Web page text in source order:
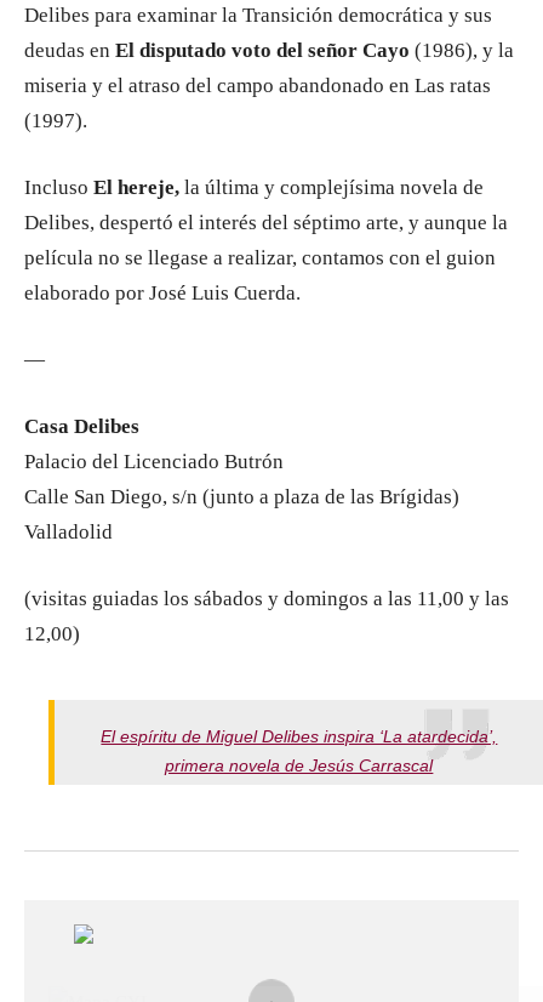
Delibes para examinar la Transición democrática y sus
deudas en El disputado voto del señor Cayo (1986), y la
miseria y el atraso del campo abandonado en Las ratas
(1997).
Incluso El hereje, la última y complejísima novela de
Delibes, despertó el interés del séptimo arte, y aunque la
película no se llegase a realizar, contamos con el guion
elaborado por José Luis Cuerda.
—
Casa Delibes
Palacio del Licenciado Butrón
Calle San Diego, s/n (junto a plaza de las Brígidas)
Valladolid
(visitas guiadas los sábados y domingos a las 11,00 y las
12,00)
El espíritu de Miguel Delibes inspira ‘La atardecida’,
primera novela de Jesús Carrascal